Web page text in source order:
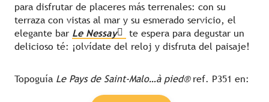
para disfrutar de placeres más terrenales: con su
terraza con vistas al mar y su esmerado servicio, el
elegante bar Le Nessay
te espera para degustar un
delicioso té: ¡olvídate del reloj y disfruta del paisaje!
Topoguía Le Pays de Saint-Malo…à pied® ref. P351 en: